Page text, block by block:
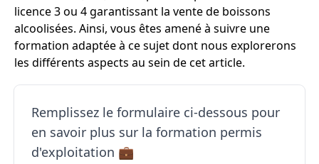
licence 3 ou 4 garantissant la vente de boissons
alcoolisées. Ainsi, vous êtes amené à suivre une
formation adaptée à ce sujet dont nous explorerons
les différents aspects au sein de cet article.
Remplissez le formulaire ci-dessous pour
en savoir plus sur la formation permis
d'exploitation 💼